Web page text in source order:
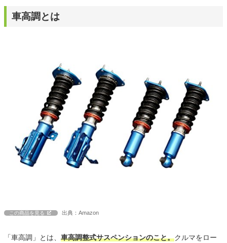
車高調とは
この商品を見る 出典：Amazon
「車高調」とは、 車高調整式サスペンションのこと。クルマをロー